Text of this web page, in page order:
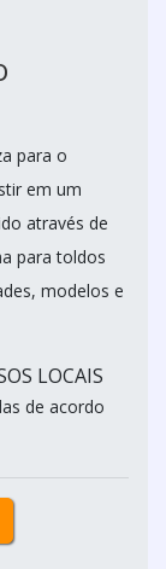
para o
em um
através de
para toldos
modelos e
LOCAIS
de acordo